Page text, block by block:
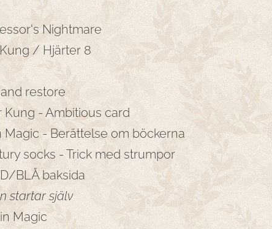
Nightmare
/ Hjärter 8
restore
Kung - Ambitious card
Magic - Berättelse om böckerna
socks - Trick med strumpor
BLÅ baksida
startar själv
Magic